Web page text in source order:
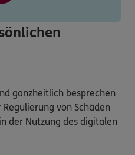
ganzheitlich besprechen
von Schäden
der Nutzung des digitalen